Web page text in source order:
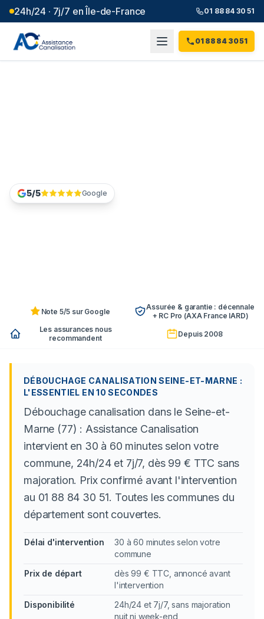
24h/24 · 7j/7 en Île-de-France 01 88 84 30 51
01 88 84 30 51
5/5 Google
Note 5/5 sur Google
Assurée & garantie : décennale
+ RC Pro (AXA France IARD)
Les assurances nous
recommandent
Depuis 2008
DÉBOUCHAGE CANALISATION SEINE-ET-MARNE :
L'ESSENTIEL EN 10 SECONDES
Débouchage canalisation dans le Seine-et-
Marne (77) : Assistance Canalisation
intervient en 30 à 60 minutes selon votre
commune, 24h/24 et 7j/7, dès 99 € TTC sans
majoration. Prix confirmé avant l'intervention
au 01 88 84 30 51. Toutes les communes du
département sont couvertes.
Délai d'intervention
30 à 60 minutes selon votre
commune
Prix de départ
dès 99 € TTC, annoncé avant
l'intervention
Disponibilité
24h/24 et 7j/7, sans majoration
nuit ni week-end